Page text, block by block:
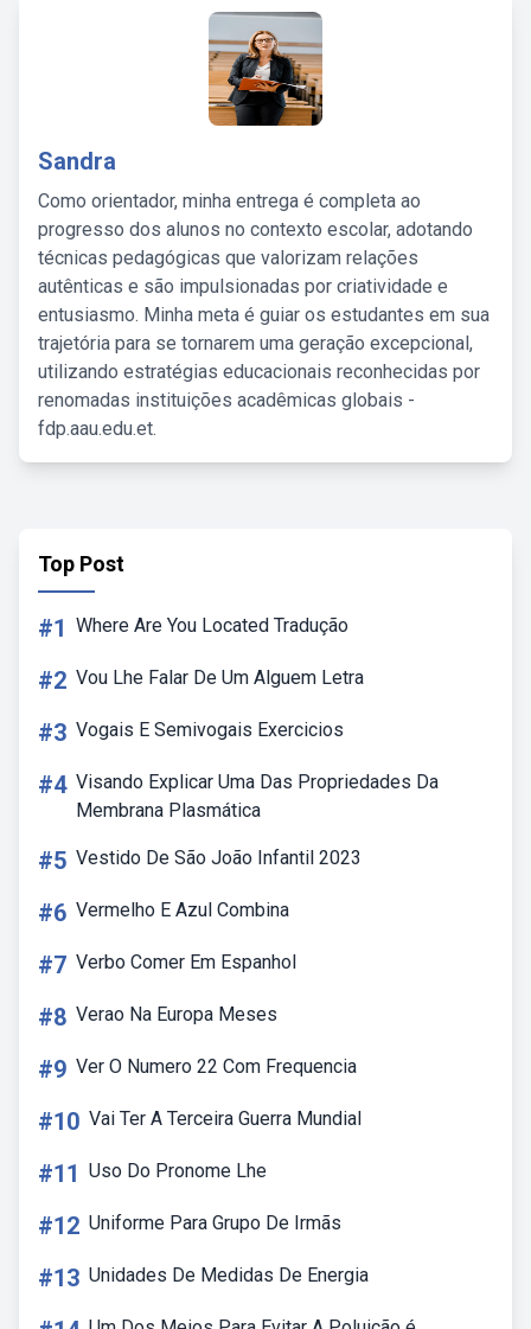
Sandra
Como orientador, minha entrega é completa ao
progresso dos alunos no contexto escolar, adotando
técnicas pedagógicas que valorizam relações
autênticas e são impulsionadas por criatividade e
entusiasmo. Minha meta é guiar os estudantes em sua
trajetória para se tornarem uma geração excepcional,
utilizando estratégias educacionais reconhecidas por
renomadas instituições acadêmicas globais -
fdp.aau.edu.et.
Top Post
#1 Where Are You Located Tradução
#2 Vou Lhe Falar De Um Alguem Letra
#3 Vogais E Semivogais Exercicios
#4 Visando Explicar Uma Das Propriedades Da
Membrana Plasmática
#5 Vestido De São João Infantil 2023
#6 Vermelho E Azul Combina
#7 Verbo Comer Em Espanhol
#8 Verao Na Europa Meses
#9 Ver O Numero 22 Com Frequencia
#10 Vai Ter A Terceira Guerra Mundial
#11 Uso Do Pronome Lhe
#12 Uniforme Para Grupo De Irmãs
#13 Unidades De Medidas De Energia